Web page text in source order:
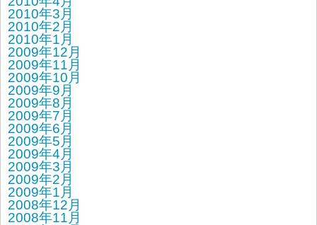
2010年3月
2010年2月
2010年1月
2009年12月
2009年11月
2009年10月
2009年9月
2009年8月
2009年7月
2009年6月
2009年5月
2009年4月
2009年3月
2009年2月
2009年1月
2008年12月
2008年11月